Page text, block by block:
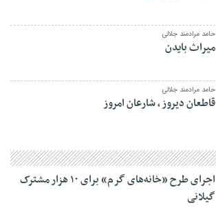
حامد مرادمند جلالی
میراث بایدن
حامد مرادمند جلالی
قاطعان دیروز ، شارعان امروز
اجرای طرح «خانه‌های گرم» برای ۱۰ هزار مشترک
گیلانی